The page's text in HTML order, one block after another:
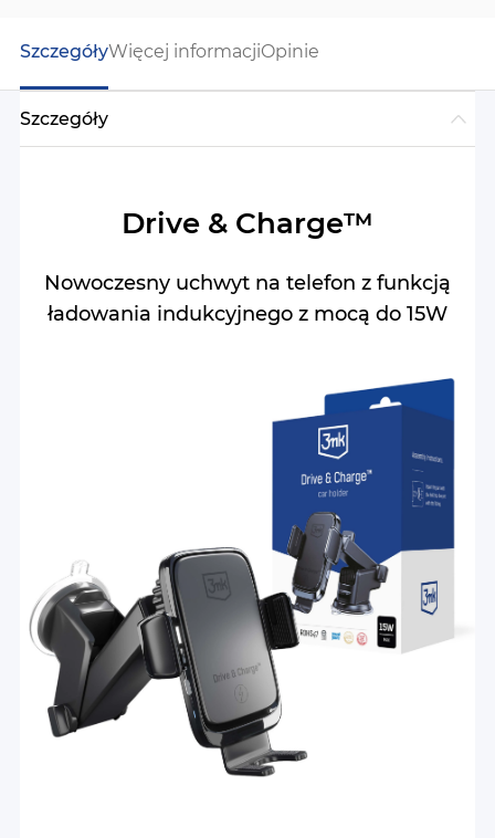
SzczegółyWięcej informacjiOpinie
Szczegóły
Drive & Charge™
Nowoczesny uchwyt na telefon z funkcją
ładowania indukcyjnego z mocą do 15W